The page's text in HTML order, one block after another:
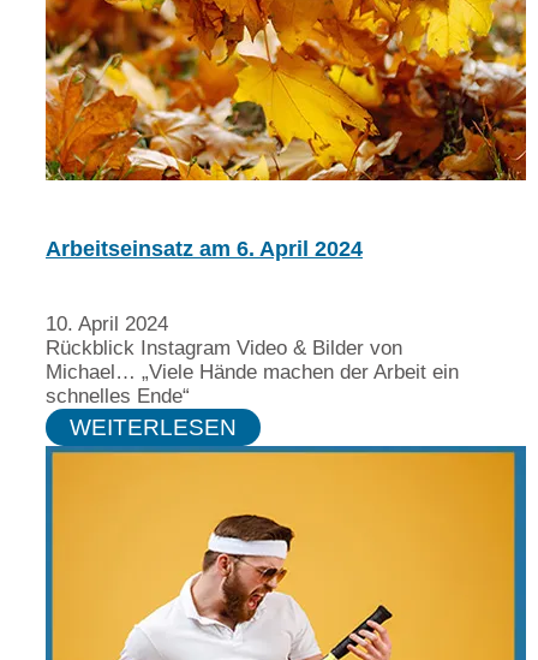
Arbeitseinsatz am 6. April 2024
10. April 2024
Rückblick Instagram Video & Bilder von
Michael… „Viele Hände machen der Arbeit ein
schnelles Ende“
WEITERLESEN